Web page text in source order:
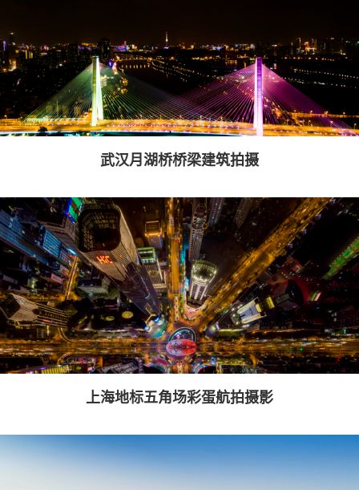
武汉月湖桥桥梁建筑拍摄
上海地标五角场彩蛋航拍摄影